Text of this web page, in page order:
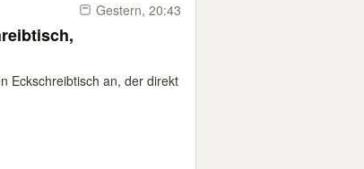
Gestern, 20:43
Eckschreibtisch an, der direkt